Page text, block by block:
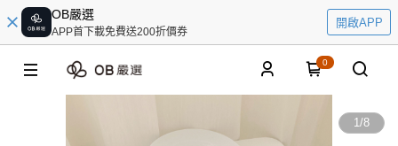
OB嚴選
APP首下載免費送200折價券
開啟APP
0
1/8